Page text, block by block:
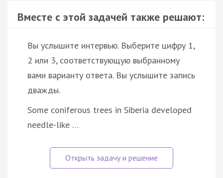
Вместе с этой задачей также решают:
Вы услышите интервью. Выберите цифру 1,
2 или 3, соответствующую выбранному
вами варианту ответа. Вы услышите запись
дважды.
Some coniferous trees in Siberia developed
needle-like …